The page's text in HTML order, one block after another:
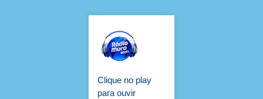
Clique no play
para ouvir